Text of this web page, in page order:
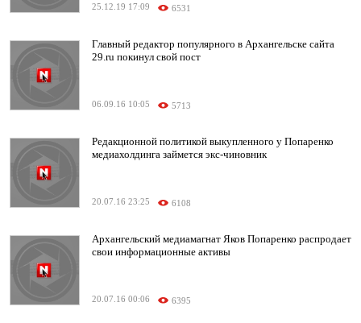
25.12.19 17:09 6531
Главный редактор популярного в Архангельске сайта
29.ru покинул свой пост
06.09.16 10:05 5713
Редакционной политикой выкупленного у Попаренко
медиахолдинга займется экс-чиновник
20.07.16 23:25 6108
Архангельский медиамагнат Яков Попаренко распродает
свои информационные активы
20.07.16 00:06 6395